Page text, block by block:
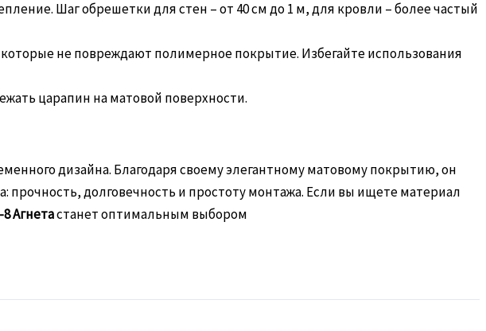
Шаг обрешетки для стен – от 40 см до 1 м, для кровли – более частый
не повреждают полимерное покрытие. Избегайте использования
царапин на матовой поверхности.
дизайна. Благодаря своему элегантному матовому покрытию, он
долговечность и простоту монтажа. Если вы ищете материал
Агнетастанет оптимальным выбором